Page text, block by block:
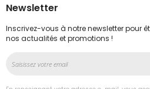
Newsletter
Inscrivez-vous à notre newsletter pour
nos actualités et promotions !
notre